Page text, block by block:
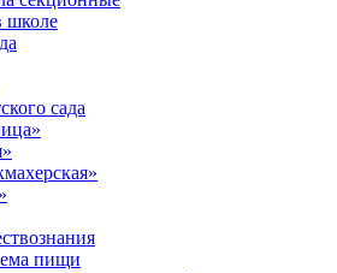
школе
сада
пищи